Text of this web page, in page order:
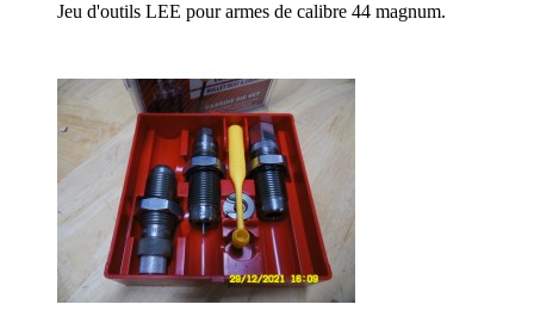
Jeu d'outils LEE pour armes de calibre 44 magnum.